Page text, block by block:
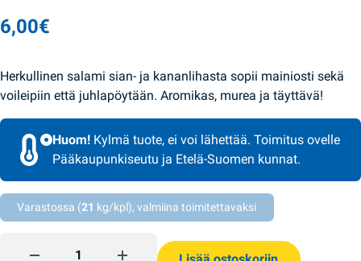
6,00€
Herkullinen salami sian- ja kananlihasta sopii mainiosti sekä
voileipiin että juhlapöytään. Aromikas, murea ja täyttävä!
Huom! Kylmä tuote, ei voi lähettää. Toimitus ovelle
Pääkaupunkiseutu ja Etelä-Suomen kunnat.
Varastossa (21 kg/kpl), valmiina toimitettavaksi
Salami Zakarpatska 300g Saltivskij MK quantity